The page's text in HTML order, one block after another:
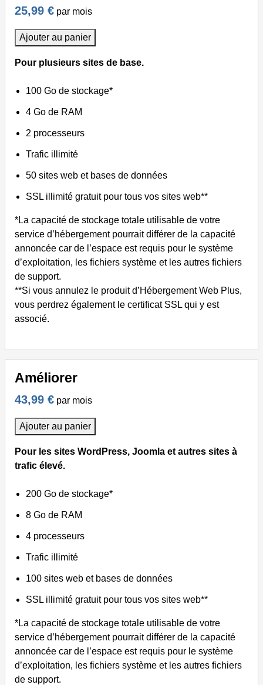
25,99 € par mois
Ajouter au panier
Pour plusieurs sites de base.
100 Go de stockage*
4 Go de RAM
2 processeurs
Trafic illimité
50 sites web et bases de données
SSL illimité gratuit pour tous vos sites web**
*La capacité de stockage totale utilisable de votre
service d’hébergement pourrait différer de la capacité
annoncée car de l’espace est requis pour le système
d’exploitation, les fichiers système et les autres fichiers
de support.
**Si vous annulez le produit d’Hébergement Web Plus,
vous perdrez également le certificat SSL qui y est
associé.
Améliorer
43,99 € par mois
Ajouter au panier
Pour les sites WordPress, Joomla et autres sites à
trafic élevé.
200 Go de stockage*
8 Go de RAM
4 processeurs
Trafic illimité
100 sites web et bases de données
SSL illimité gratuit pour tous vos sites web**
*La capacité de stockage totale utilisable de votre
service d’hébergement pourrait différer de la capacité
annoncée car de l’espace est requis pour le système
d’exploitation, les fichiers système et les autres fichiers
de support.